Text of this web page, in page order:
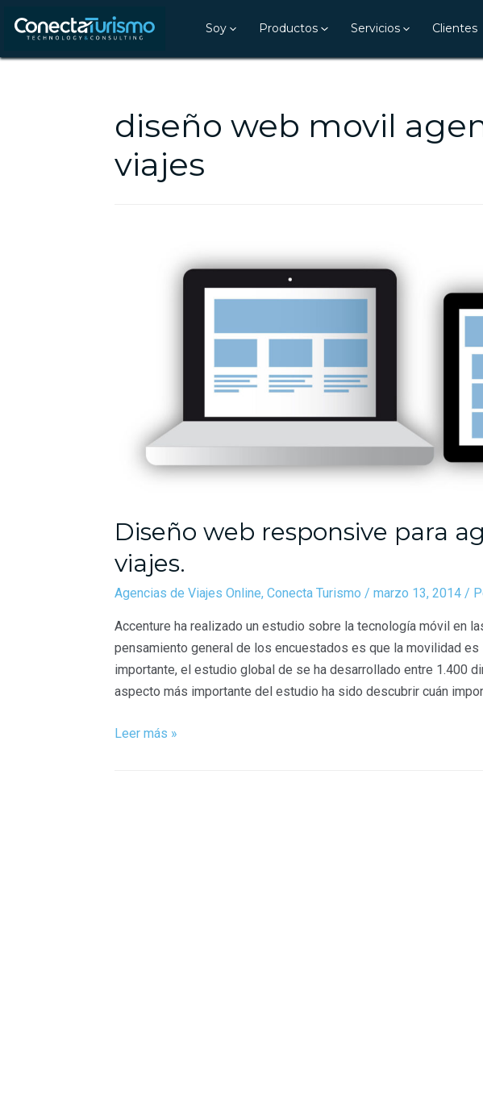
Soy Productos Servicios Clientes
diseño web movil
viajes
Diseño web responsive para
viajes.
Agencias de Viajes Online, Conecta Turismo / marzo 13, 2014 /
Accenture ha realizado un estudio sobre la tecnología móvil en
pensamiento general de los encuestados es que la movilidad
importante, el estudio global de se ha desarrollado entre 1.400
aspecto más importante del estudio ha sido descubrir cuán
Leer más »